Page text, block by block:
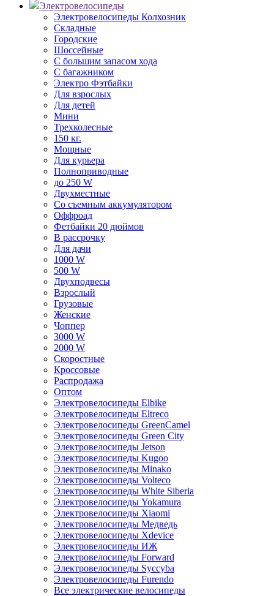
Электровелосипеды
Электровелосипеды Колхозник
Складные
Городские
Шоссейные
С большим запасом хода
С багажником
Электро Фэтбайки
Для взрослых
Для детей
Мини
Трехколесные
150 кг.
Мощные
Для курьера
Полноприводные
до 250 W
Двухместные
Со съемным аккумулятором
Оффроад
Фетбайки 20 дюймов
В рассрочку
Для дачи
1000 W
500 W
Двухподвесы
Взрослый
Грузовые
Женские
Чоппер
3000 W
2000 W
Скоростные
Кроссовые
Распродажа
Оптом
Электровелосипеды Elbike
Электровелосипеды Eltreco
Электровелосипеды GreenCamel
Электровелосипеды Green City
Электровелосипеды Jetson
Электровелосипеды Kugoo
Электровелосипеды Minako
Электровелосипеды Volteco
Электровелосипеды White Siberia
Электровелосипеды Yokamura
Электровелосипеды Xiaomi
Электровелосипеды Медведь
Электровелосипеды Xdevice
Электровелосипеды ИЖ
Электровелосипеды Forward
Электровелосипеды Syccyba
Электровелосипеды Furendo
Все электрические велосипеды